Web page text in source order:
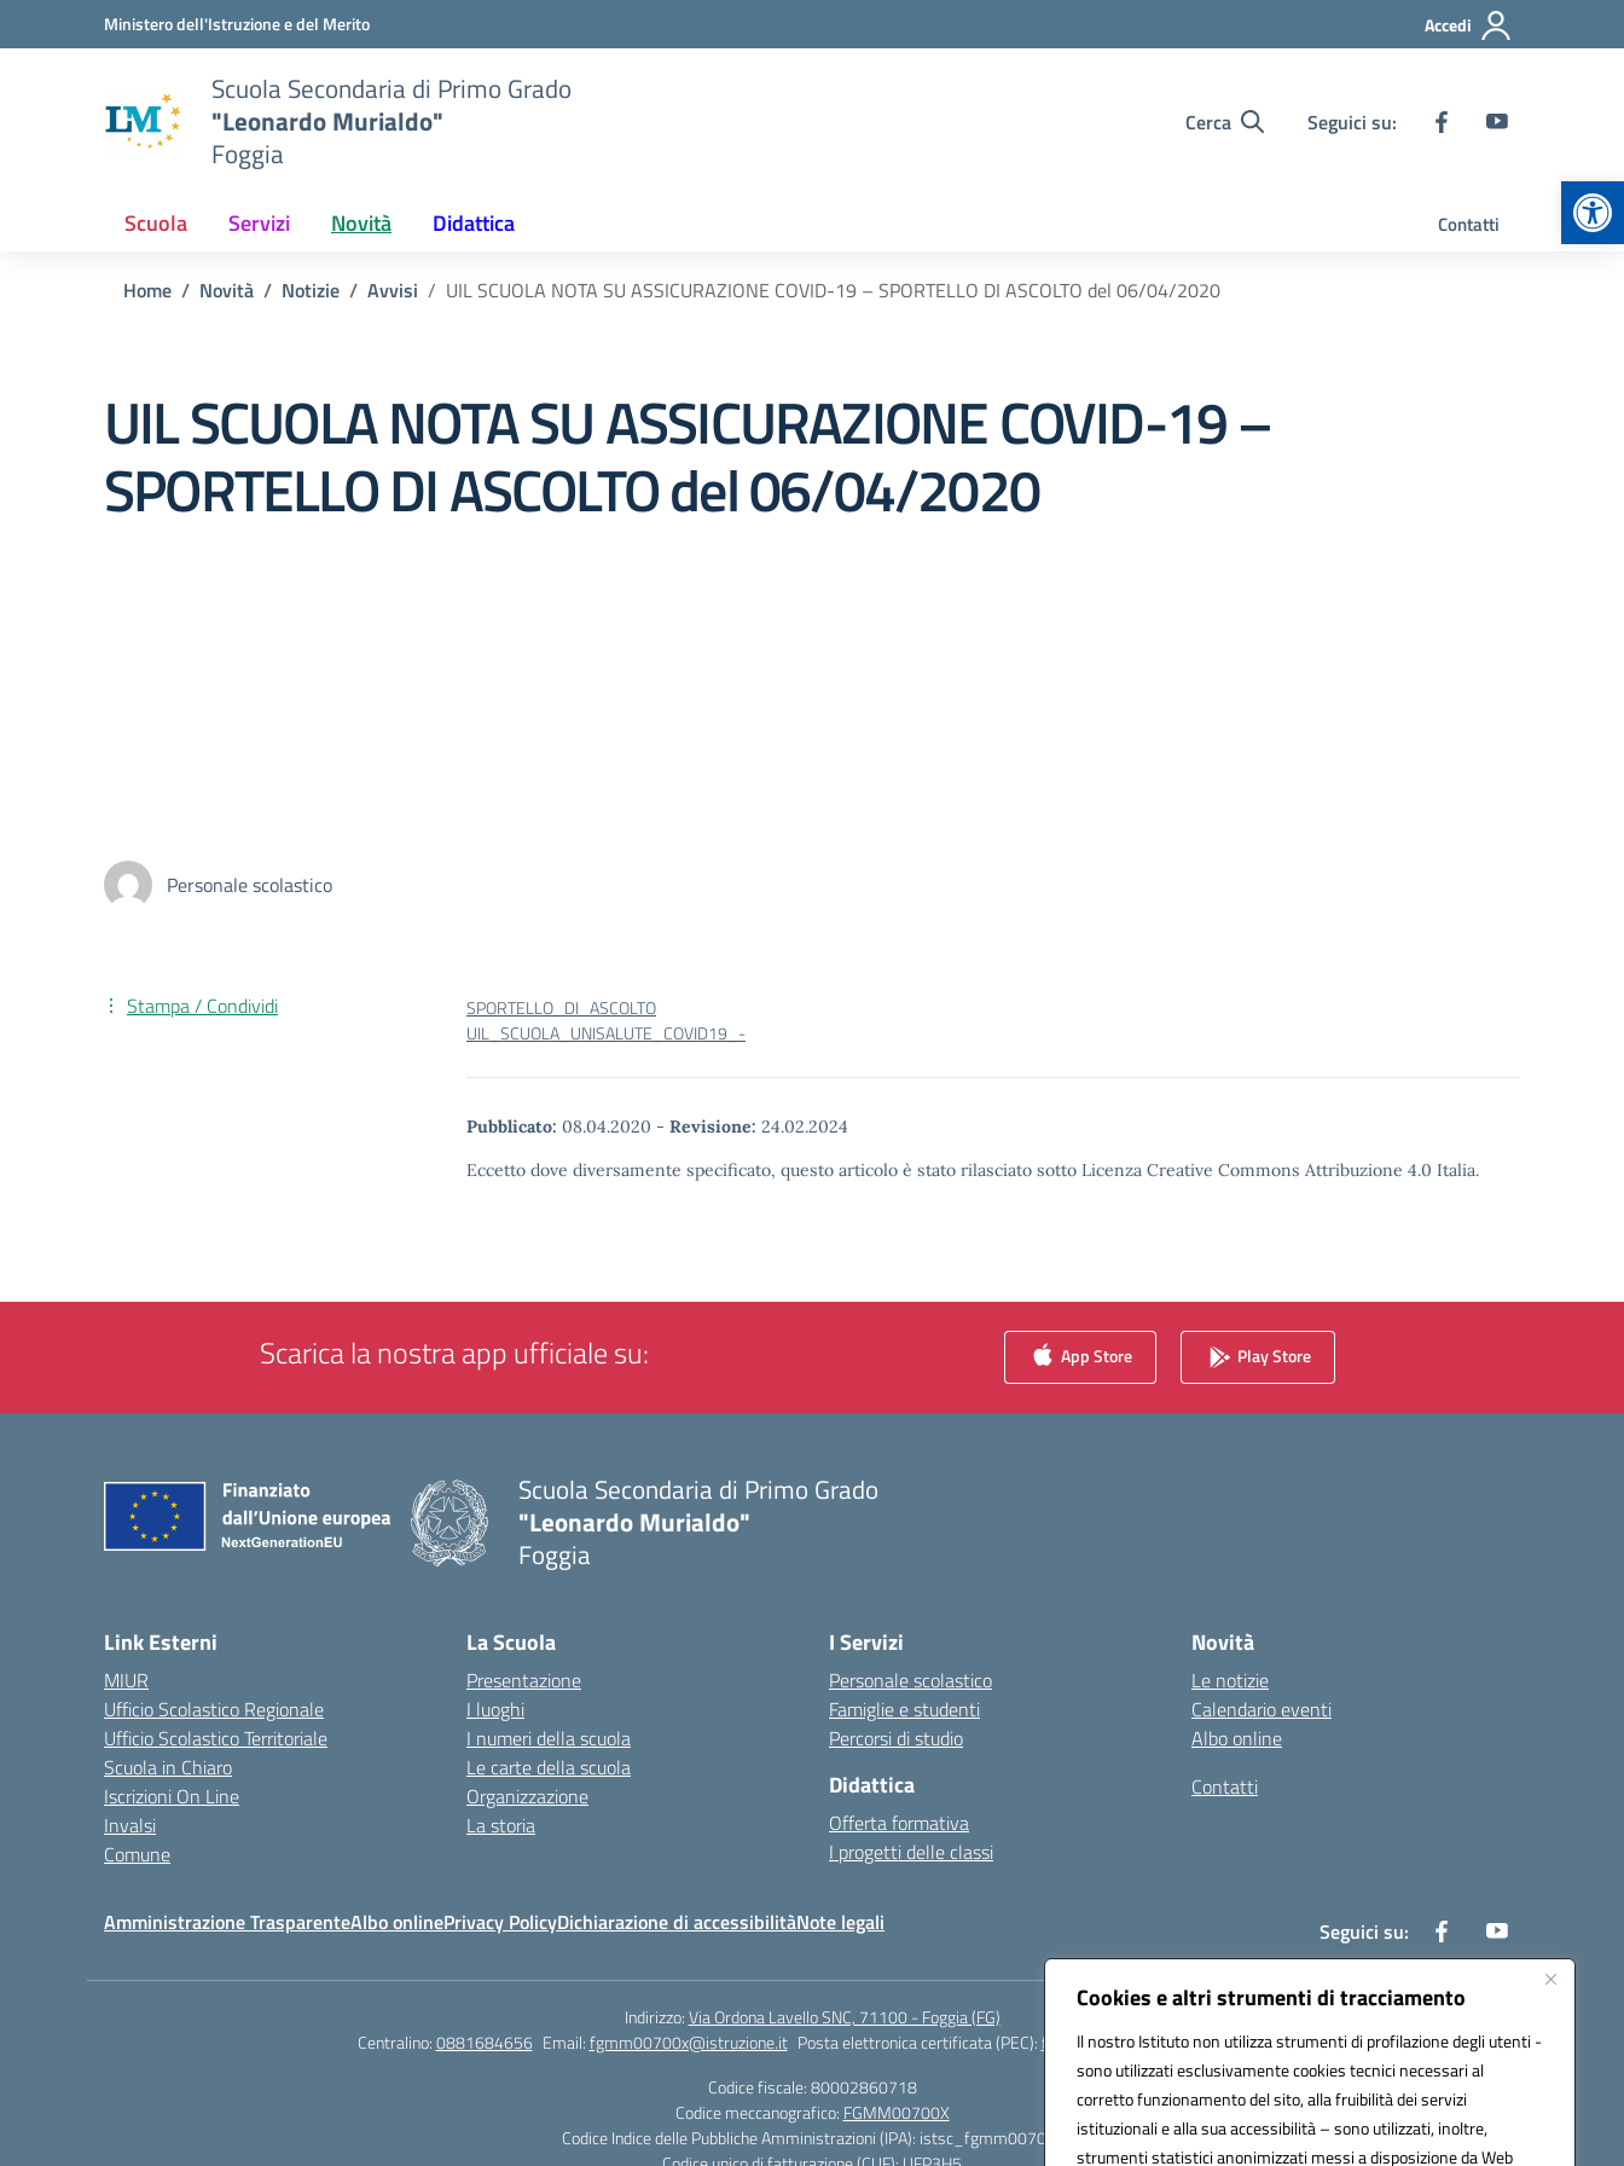
Cookies e altri strumenti di tracciamento
Il nostro Istituto non utilizza strumenti di profilazione degli utenti -
sono utilizzati esclusivamente cookies tecnici necessari al
corretto funzionamento del sito, alla fruibilità dei servizi
istituzionali e alla sua accessibilità – sono utilizzati, inoltre,
strumenti statistici anonimizzati messi a disposizione da Web
Vai ai contenuti
Vai al menu di navigazioneMinistero dell'Istruzione e del Merito Accedi
Scuola Secondaria di Primo Grado
"Leonardo Murialdo"
Foggia
Cerca Seguici su:
Scuola Servizi Novità Didattica Contatti
Home Novità Notizie Avvisi UIL SCUOLA NOTA SU ASSICURAZIONE COVID-19 – SPORTELLO DI ASCOLTO del 06/04/2020
UIL SCUOLA NOTA SU ASSICURAZIONE COVID-19 –
SPORTELLO DI ASCOLTO del 06/04/2020
Personale scolastico
SPORTELLO_DI_ASCOLTO
UIL_SCUOLA_UNISALUTE_COVID19_-
Pubblicato: 08.04.2020 - Revisione: 24.02.2024
Eccetto dove diversamente specificato, questo articolo è stato rilasciato sotto Licenza Creative Commons Attribuzione 4.0 Italia.
Stampa / Condividi
Scarica la nostra app ufficiale su: App Store Play Store
Scuola Secondaria di Primo Grado
"Leonardo Murialdo"
Foggia
Link Esterni
MIUR
Ufficio Scolastico Regionale
Ufficio Scolastico Territoriale
Scuola in Chiaro
Iscrizioni On Line
Invalsi
Comune
La Scuola
Presentazione
I luoghi
I numeri della scuola
Le carte della scuola
Organizzazione
La storia
I Servizi
Personale scolastico
Famiglie e studenti
Percorsi di studio
Didattica
Offerta formativa
I progetti delle classi
Novità
Le notizie
Calendario eventi
Albo online
Contatti
Amministrazione TrasparenteAlbo onlinePrivacy PolicyDichiarazione di accessibilitàNote legali Seguici su:
Indirizzo:Via Ordona Lavello SNC, 71100 - Foggia (FG)
Centralino:0881684656 Email:fgmm00700x@istruzione.it Posta elettronica certificata (PEC):fgmm00700x@pec.istruzione.it
Codice fiscale: 80002860718
Codice meccanografico: FGMM00700X
Codice Indice delle Pubbliche Amministrazioni (IPA): istsc_fgmm00700x